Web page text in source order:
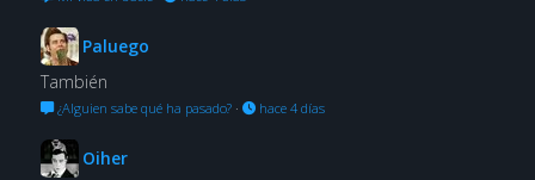
Paluego
También
¿Alguien sabe qué ha pasado?· hace 4 días
Oiher